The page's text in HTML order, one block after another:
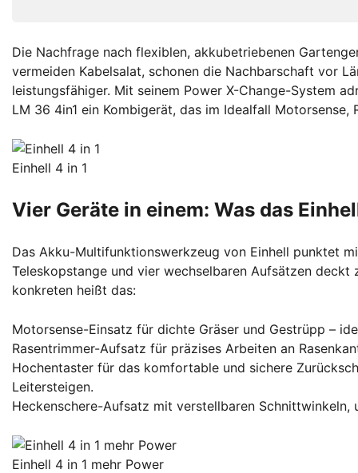
Die Nachfrage nach flexiblen, akkubetriebenen
vermeiden Kabelsalat, schonen die Nachbarschaft vor
leistungsfähiger. Mit seinem Power X-Change-System
LM 36 4in1 ein Kombigerät, das im Idealfall
Einhell 4 in 1
Vier Geräte in einem: Was das
Das Akku-Multifunktionswerkzeug von Einhell punktet
Teleskopstange und vier wechselbaren Aufsätzen
konkreten heißt das:
Motorsense-Einsatz für dichte Gräser und Gestrüpp –
Rasentrimmer-Aufsatz für präzises Arbeiten an
Hochentaster für das komfortable und sichere
Leitersteigen.
Heckenschere-Aufsatz mit verstellbaren
Einhell 4 in 1 mehr Power